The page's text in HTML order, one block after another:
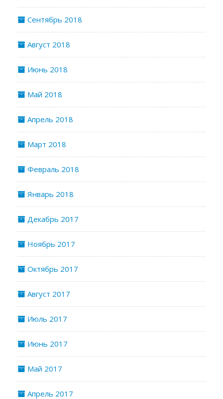
Сентябрь 2018
Август 2018
Июнь 2018
Май 2018
Апрель 2018
Март 2018
Февраль 2018
Январь 2018
Декабрь 2017
Ноябрь 2017
Октябрь 2017
Август 2017
Июль 2017
Июнь 2017
Май 2017
Апрель 2017